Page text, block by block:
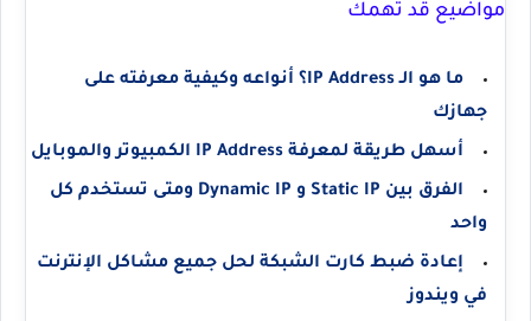
مواضيع قد تهمك
ما هو الـ IP Address؟ أنواعه وكيفية معرفته على
جهازك
أسهل طريقة لمعرفة IP Address الكمبيوتر والموبايل
الفرق بين Static IP و Dynamic IP ومتى تستخدم كل
واحد
إعادة ضبط كارت الشبكة لحل جميع مشاكل الإنترنت
في ويندوز